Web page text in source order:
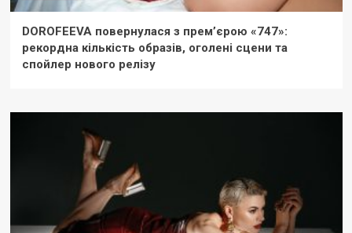
DOROFEEVA повернулася з прем’єрою «747»:
рекордна кількість образів, оголені сцени та
спойлер нового релізу